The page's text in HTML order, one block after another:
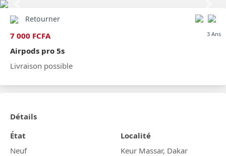
Retourner
7 000 FCFA 3 Ans
Airpods pro 5s
Livraison possible
Détails
État
Neuf
Localité
Keur Massar, Dakar